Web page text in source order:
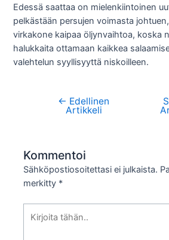
Edessä saattaa on mielenkiintoinen
pelkästään persujen voimasta
virkakone kaipaa öljynvaihtoa, koska
halukkaita ottamaan kaikkea
valehtelun syyllisyyttä niskoilleen.
Artikkelien
← Edellinen
Artikkeli
Kommentoi
Sähköpostiosoitettasi ei julkaista.
merkitty *
tähän..